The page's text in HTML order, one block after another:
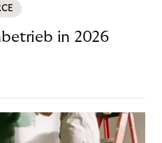
in 2026